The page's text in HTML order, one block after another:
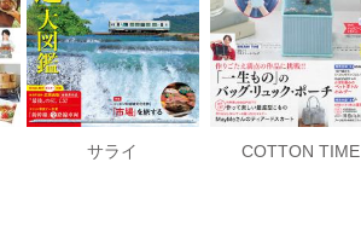
サライ COTTON TIME